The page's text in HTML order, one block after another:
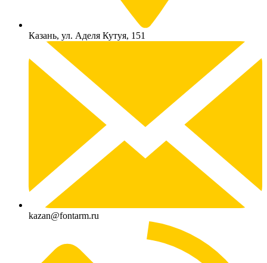
Казань, ул. Аделя Кутуя, 151
kazan@fontarm.ru